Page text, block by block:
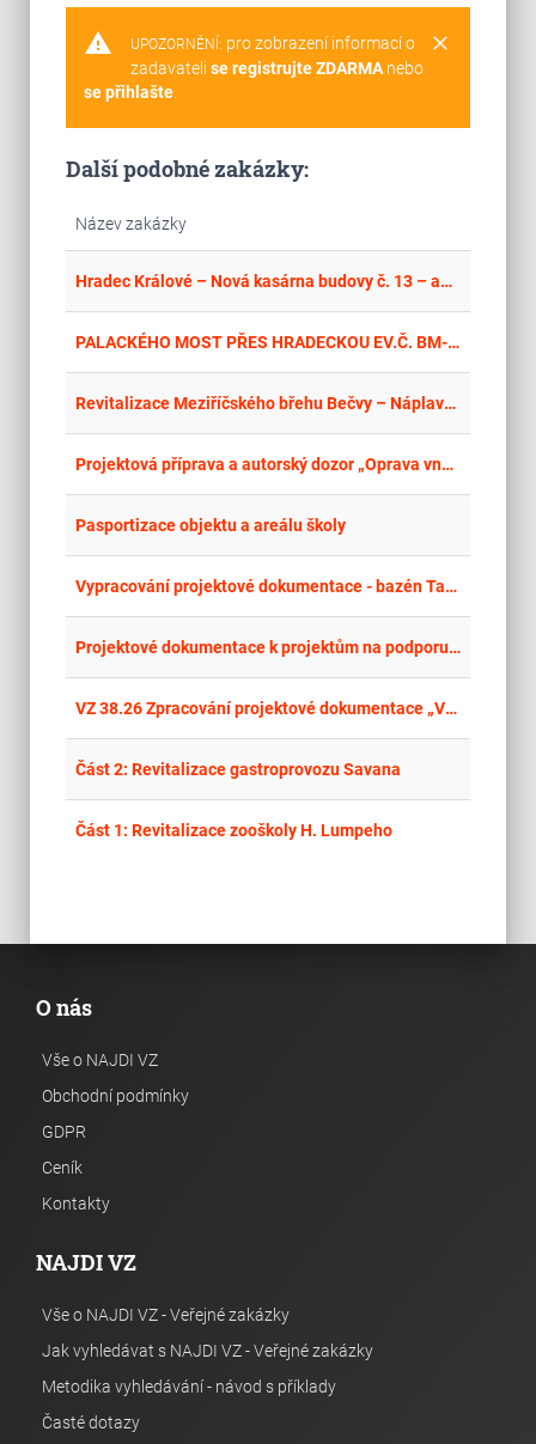
warning clear
UPOZORNĚNÍ: pro zobrazení informací o
zadavateli se registrujte ZDARMAnebo
se přihlašte.
Další podobné zakázky:
Název zakázky
Hradec Králové – Nová kasárna budovy č. 13 – adaptace prostor na kanceláře včetně sítí KIS - PD
PALACKÉHO MOST PŘES HRADECKOU EV.Č. BM-021 – DPZ+PDPS+AD
Revitalizace Meziříčského břehu Bečvy – Náplavka
Projektová příprava a autorský dozor „Oprava vnějších plášťů tribuny stadionu E. Zátopka, V Průhonech 685, Chrudim
Pasportizace objektu a areálu školy
Vypracování projektové dokumentace - bazén Tachov – opakované řízení
Projektové dokumentace k projektům na podporu biodiverzity II. část – verze 2.
VZ 38.26 Zpracování projektové dokumentace „Výstavba nového bytového domu na ul. Kotlářova v Ostravě-Zábřehu
Část 2: Revitalizace gastroprovozu Savana
Část 1: Revitalizace zooškoly H. Lumpeho
O nás
Vše o NAJDI VZ
Obchodní podmínky
GDPR
Ceník
Kontakty
NAJDI VZ
Vše o NAJDI VZ - Veřejné zakázky
Jak vyhledávat s NAJDI VZ - Veřejné zakázky
Metodika vyhledávání - návod s příklady
Časté dotazy